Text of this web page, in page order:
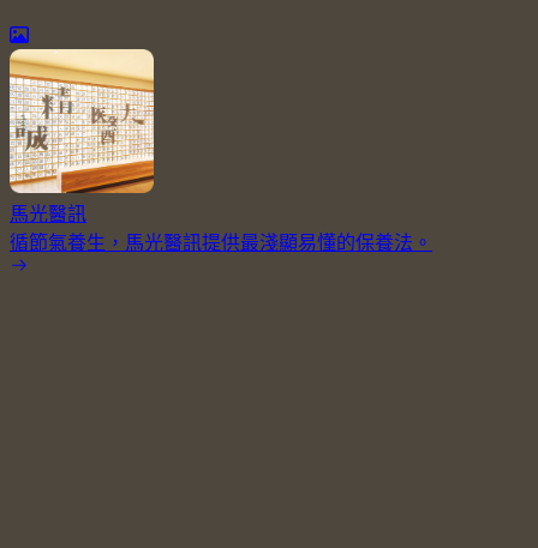
馬光醫訊
循節氣養生，馬光醫訊提供最淺顯易懂的保養法。